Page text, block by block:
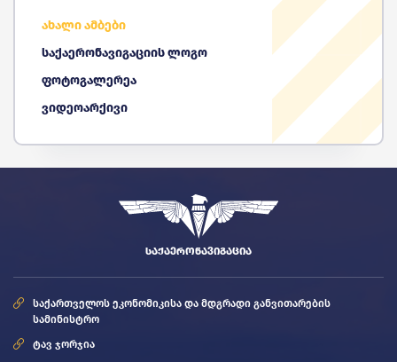
ახალი ამბები
საქაერონავიგაციის ლოგო
ფოტოგალერეა
ვიდეოარქივი
ᲡᲐᲥᲐᲔᲠᲝᲜᲐᲕᲘᲒᲐᲪᲘᲐ
საქართველოს ეკონომიკისა და მდგრადი განვითარების
სამინისტრო
ტავ ჯორჯია